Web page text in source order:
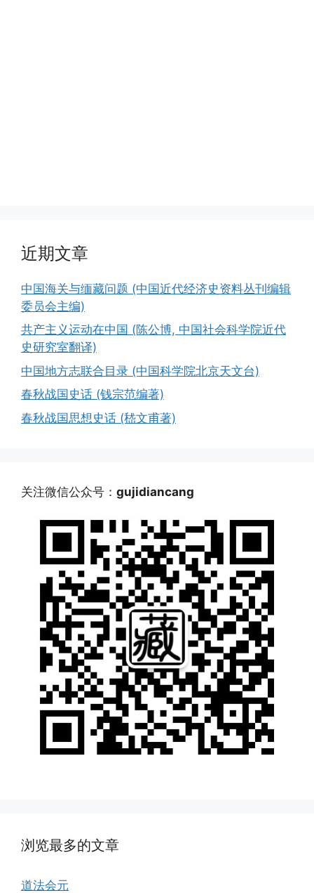
近期文章
中国海关与缅藏问题 (中国近代经济史资料丛刊编辑
委员会主编)
共产主义运动在中国 (陈公博, 中国社会科学院近代
史研究室翻译)
中国地方志联合目录 (中国科学院北京天文台)
春秋战国史话 (钱宗范编著)
春秋战国思想史话 (嵇文甫著)
关注微信公众号： gujidiancang
浏览最多的文章
道法会元